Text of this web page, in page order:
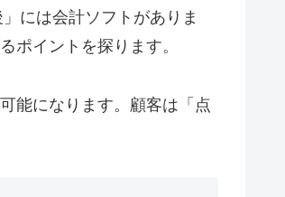
には会計ソフトがありま
ポイントを探ります。
能になります。顧客は「点